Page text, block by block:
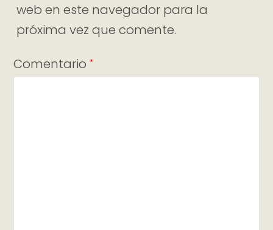
web en este navegador para la
próxima vez que comente.
Comentario *